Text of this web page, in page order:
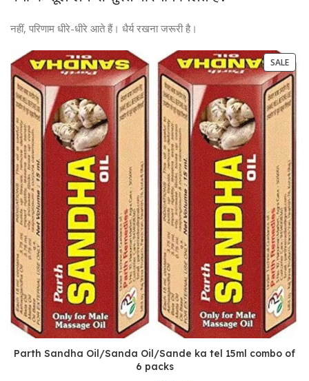
नहीं, परिणाम धीरे-धीरे आते हैं। धैर्य रखना जरूरी है।
SALE
Parth Sandha Oil/Sanda Oil/Sande ka tel 15ml combo of
6 packs